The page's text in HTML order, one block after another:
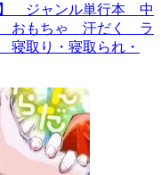
】 ジャンル単行本 中
おもちゃ 汗だく ラ
取り・寝取られ・